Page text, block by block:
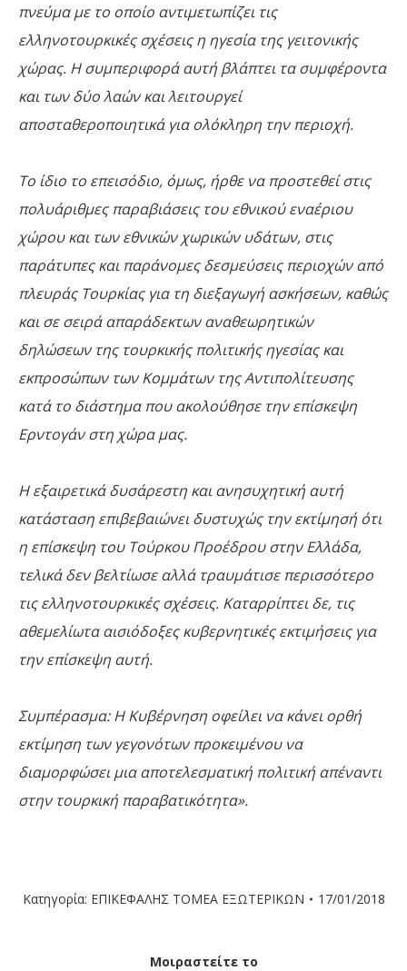
πνεύμα με το οποίο αντιμετωπίζει τις
ελληνοτουρκικές σχέσεις η ηγεσία της γειτονικής
χώρας. Η συμπεριφορά αυτή βλάπτει τα συμφέροντα
και των δύο λαών και λειτουργεί
αποσταθεροποιητικά για ολόκληρη την περιοχή.
Το ίδιο το επεισόδιο, όμως, ήρθε να προστεθεί στις
πολυάριθμες παραβιάσεις του εθνικού εναέριου
χώρου και των εθνικών χωρικών υδάτων, στις
παράτυπες και παράνομες δεσμεύσεις περιοχών από
πλευράς Τουρκίας για τη διεξαγωγή ασκήσεων, καθώς
και σε σειρά απαράδεκτων αναθεωρητικών
δηλώσεων της τουρκικής πολιτικής ηγεσίας και
εκπροσώπων των Κομμάτων της Αντιπολίτευσης
κατά το διάστημα που ακολούθησε την επίσκεψη
Ερντογάν στη χώρα μας.
Η εξαιρετικά δυσάρεστη και ανησυχητική αυτή
κατάσταση επιβεβαιώνει δυστυχώς την εκτίμησή ότι
η επίσκεψη του Τούρκου Προέδρου στην Ελλάδα,
τελικά δεν βελτίωσε αλλά τραυμάτισε περισσότερο
τις ελληνοτουρκικές σχέσεις. Καταρρίπτει δε, τις
αθεμελίωτα αισιόδοξες κυβερνητικές εκτιμήσεις για
την επίσκεψη αυτή.
Συμπέρασμα: Η Κυβέρνηση οφείλει να κάνει ορθή
εκτίμηση των γεγονότων προκειμένου να
διαμορφώσει μια αποτελεσματική πολιτική απέναντι
στην τουρκική παραβατικότητα».
Κατηγορία: ΕΠΙΚΕΦΑΛΗΣ ΤΟΜΕΑ ΕΞΩΤΕΡΙΚΩΝ 17/01/2018
Μοιραστείτε το